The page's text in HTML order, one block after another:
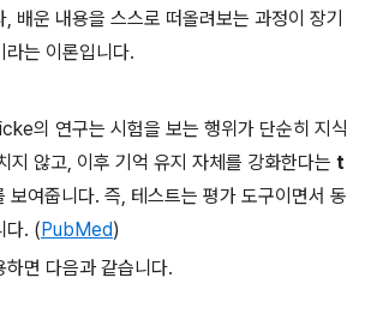
배운 내용을 스스로 떠올려보는 과정이 장기
라는 이론입니다.
의 연구는 시험을 보는 행위가 단순히 지식
지 않고, 이후 기억 유지 자체를 강화한다는 t
보여줍니다. 즉, 테스트는 평가 도구이면서 동
다. (PubMed)
면 다음과 같습니다.